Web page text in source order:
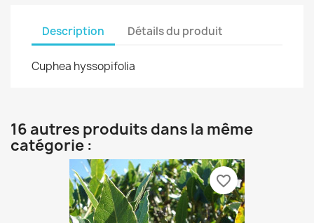
Description Détails du produit
Cuphea hyssopifolia
16 autres produits dans la même
catégorie :
favorite_border